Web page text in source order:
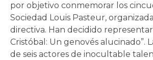
por objetivo conmemorar los
Sociedad Louis Pasteur,
directiva. Han decidido representar
Cristóbal: Un genovés alucinado”.
de seis actores de inocultable